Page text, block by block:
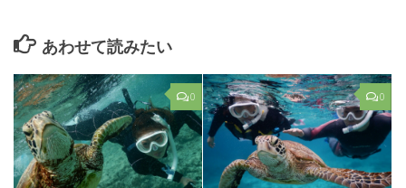
あわせて読みたい
0 0